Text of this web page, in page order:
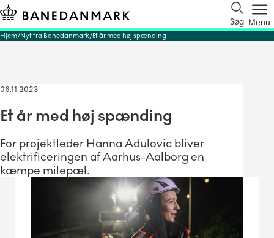
Søg Menu
Hjem Nyt fra Banedanmark Et år med høj spænding
06.11.2023
Et år med høj spænding
For projektleder Hanna Adulovic bliver
elektrificeringen af Aarhus-Aalborg en
kæmpe milepæl.